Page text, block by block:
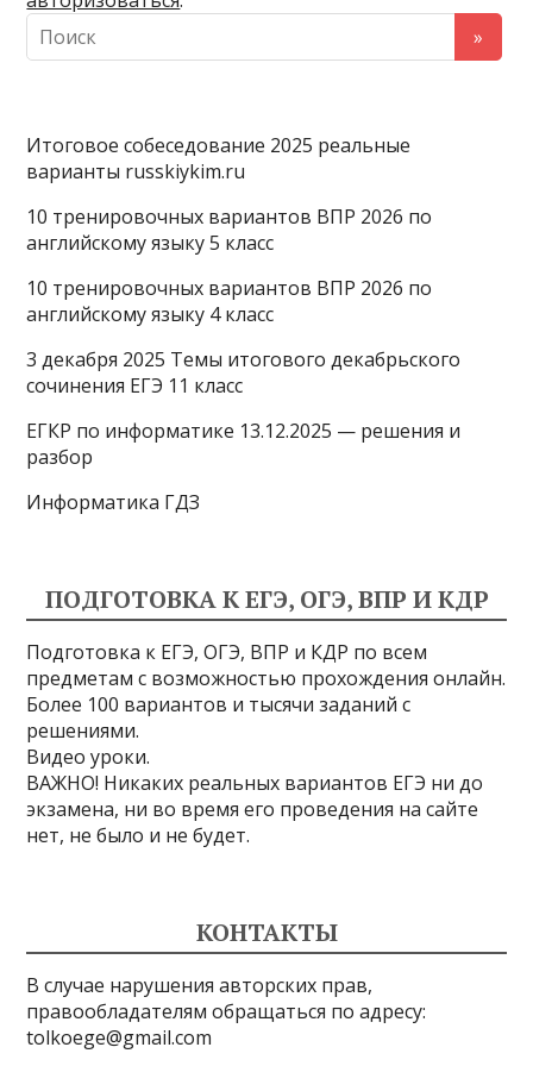
k
m
Итоговое собеседование 2025 реальные
варианты russkiykim.ru
10 тренировочных вариантов ВПР 2026 по
английскому языку 5 класс
10 тренировочных вариантов ВПР 2026 по
английскому языку 4 класс
3 декабря 2025 Темы итогового декабрьского
сочинения ЕГЭ 11 класс
ЕГКР по информатике 13.12.2025 — решения и
разбор
Информатика ГДЗ
ПОДГОТОВКА К ЕГЭ, ОГЭ, ВПР И КДР
Подготовка к ЕГЭ, ОГЭ, ВПР и КДР по всем
предметам с возможностью прохождения онлайн.
Более 100 вариантов и тысячи заданий с
решениями.
Видео уроки.
ВАЖНО! Никаких реальных вариантов ЕГЭ ни до
экзамена, ни во время его проведения на сайте
нет, не было и не будет.
КОНТАКТЫ
В случае нарушения авторских прав,
правообладателям обращаться по адресу:
tolkoege@gmail.com